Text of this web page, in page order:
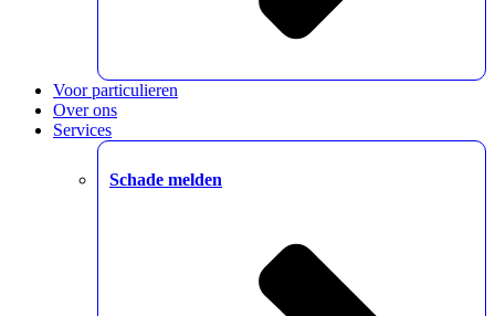
Voor particulieren
Over ons
Services
Schade melden